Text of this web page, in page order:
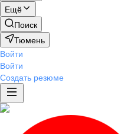
Ещё
Поиск
Тюмень
Войти
Войти
Создать резюме